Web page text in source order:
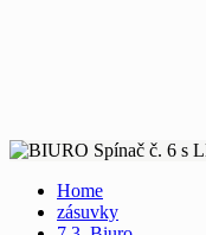
Home
zásuvky